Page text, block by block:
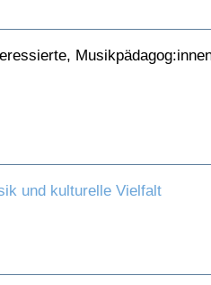
,
und kulturelle Vielfalt